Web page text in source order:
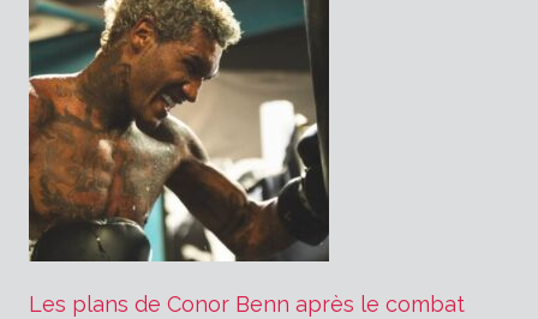
Les plans de Conor Benn après le combat